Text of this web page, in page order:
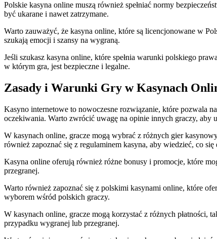
Polskie kasyna online muszą również spełniać normy
być ukarane i nawet zatrzymane.
Warto zauważyć, że kasyna online, które są licencjonowane w
szukają emocji i szansy na wygraną.
Jeśli szukasz kasyna online, które spełnia warunki polskiego
w którym gra, jest bezpieczne i legalne.
Zasady i Warunki Gry w Kasynach
Kasyno internetowe to nowoczesne rozwiązanie, które pozwala
oczekiwania. Warto zwrócić uwagę na opinie innych graczy, aby
W kasynach online, gracze mogą wybrać z różnych gier
również zapoznać się z regulaminem kasyna, aby wiedzieć, co
Kasyna online oferują również różne bonusy i promocje, które
przegranej.
Warto również zapoznać się z polskimi kasynami online, które
wyborem wśród polskich graczy.
W kasynach online, gracze mogą korzystać z różnych
przypadku wygranej lub przegranej.